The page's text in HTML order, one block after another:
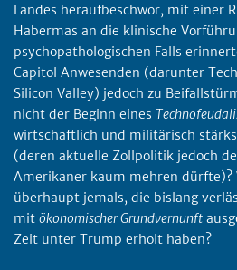
Landes heraufbeschwor, mit einer
Habermas an die klinische
psychopathologischen Falls
Capitol Anwesenden (darunter
Silicon Valley) jedoch zu
nicht der Beginn eines
wirtschaftlich und militärisch
(deren aktuelle Zollpolitik jedoch
Amerikaner kaum mehren dürfte)?
überhaupt jemals, die bislang
mit ökonomischer Grundvernunft
Zeit unter Trump erholt